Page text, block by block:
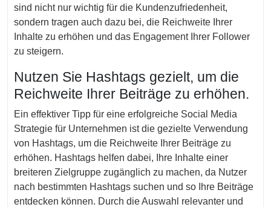
sind nicht nur wichtig für die Kundenzufriedenheit,
sondern tragen auch dazu bei, die Reichweite Ihrer
Inhalte zu erhöhen und das Engagement Ihrer Follower
zu steigern.
Nutzen Sie Hashtags gezielt, um die
Reichweite Ihrer Beiträge zu erhöhen.
Ein effektiver Tipp für eine erfolgreiche Social Media
Strategie für Unternehmen ist die gezielte Verwendung
von Hashtags, um die Reichweite Ihrer Beiträge zu
erhöhen. Hashtags helfen dabei, Ihre Inhalte einer
breiteren Zielgruppe zugänglich zu machen, da Nutzer
nach bestimmten Hashtags suchen und so Ihre Beiträge
entdecken können. Durch die Auswahl relevanter und